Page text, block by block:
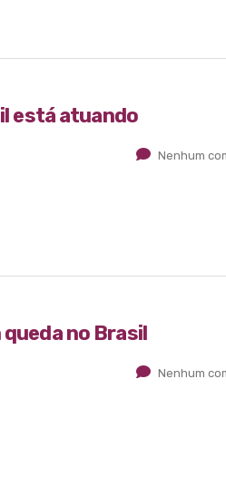
está atuando
Nenhum
no Brasil
Nenhum